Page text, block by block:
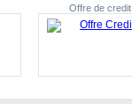
Offre de credit